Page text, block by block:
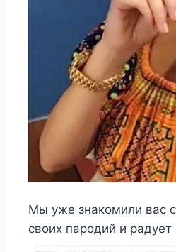
Мы уже знакомили вас
своих пародий и